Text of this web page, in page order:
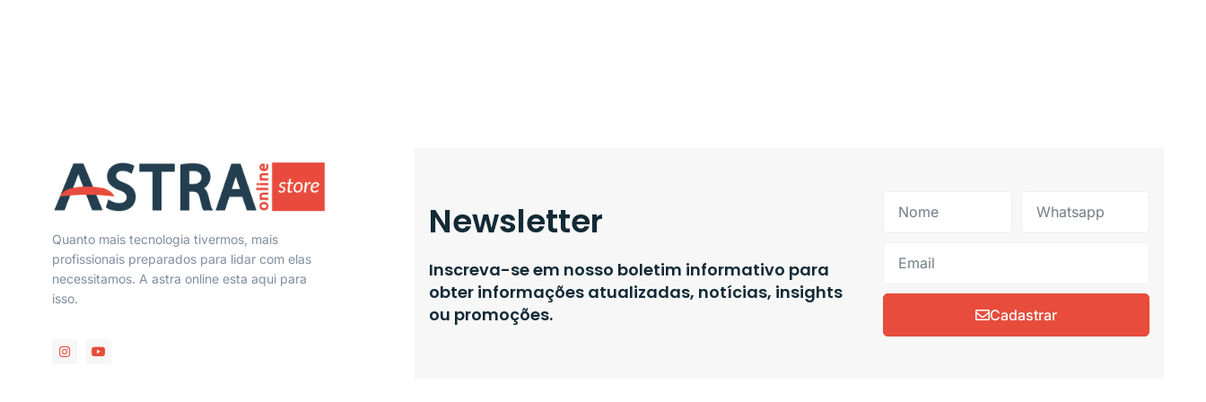
Quanto mais tecnologia tivermos, mais
profissionais preparados para lidar com elas
necessitamos. A astra online esta aqui para
isso.
Newsletter
Inscreva-se em nosso boletim informativo para
obter informações atualizadas, notícias, insights
ou promoções.
Cadastrar